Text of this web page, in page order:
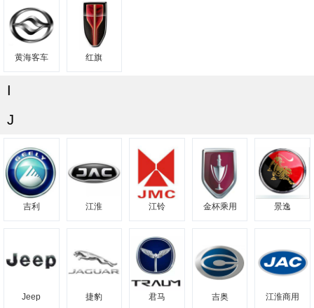
黄海客车 红旗
I
J
吉利 江淮 江铃 金杯乘用 景逸
Jeep 捷豹 君马 吉奥 江淮商用